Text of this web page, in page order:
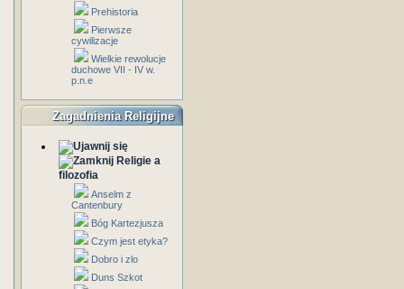
Prehistoria
Pierwsze
cywilizacje
Wielkie rewolucje
duchowe VII - IV w.
p.n.e
Zagadnienia Religijne
Religie a
filozofia
Anselm z
Cantenbury
Bóg Kartezjusza
Czym jest etyka?
Dobro i zlo
Duns Szkot